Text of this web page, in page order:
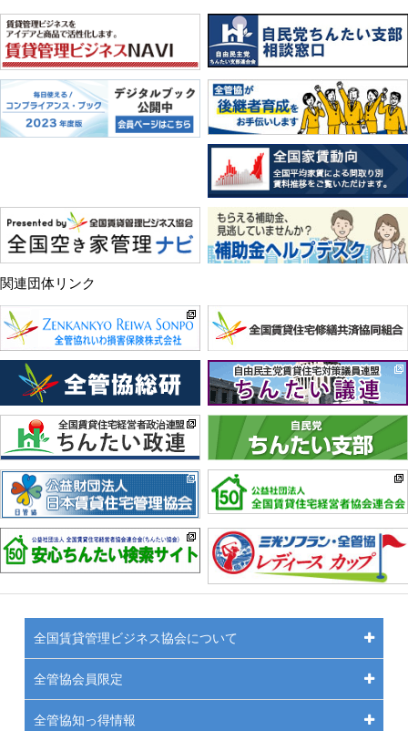
関連団体リンク
全国賃貸管理ビジネス協会について
全管協会員限定
全管協知っ得情報